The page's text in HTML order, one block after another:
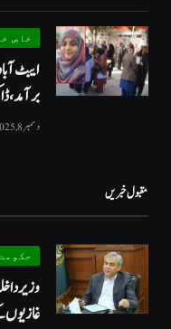
خاص
ایبٹ
برآمد،
دسمبر 8, 2025
مقبول خبریں
غازیوں